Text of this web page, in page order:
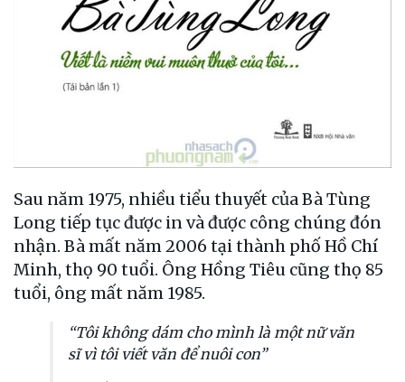
Sau năm 1975, nhiều tiểu thuyết của Bà Tùng
Long tiếp tục được in và được công chúng đón
nhận. Bà mất năm 2006 tại thành phố Hồ Chí
Minh, thọ 90 tuổi. Ông Hồng Tiêu cũng thọ 85
tuổi, ông mất năm 1985.
“Tôi không dám cho mình là một nữ văn
sĩ vì tôi viết văn để nuôi con”